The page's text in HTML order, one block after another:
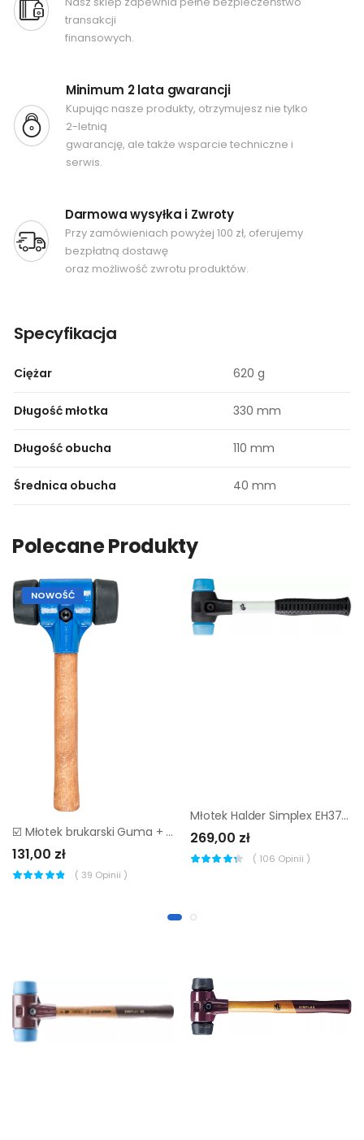
transakcji
finansowych.
Minimum 2 lata gwarancji
Kupując nasze produkty, otrzymujesz nie tylko
2-letnią
gwarancję, ale także wsparcie techniczne i
serwis.
Darmowa wysyłka i Zwroty
Przy zamówieniach powyżej 100 zł, oferujemy
bezpłatną dostawę
oraz możliwość zwrotu produktów.
Specyfikacja
Ciężar 620 g
Długość młotka 330 mm
Długość obucha 110 mm
Średnica obucha 40 mm
Polecane Produkty
NOWOŚĆ
☑️ Młotek brukarski Guma + Guma Mimal MBM08 ▷▷
131,00 zł
( 39 Opinii )
Młotek Halder Simplex EH3701 60 mm (miękki elastomer)
269,00 zł
( 106 Opinii )